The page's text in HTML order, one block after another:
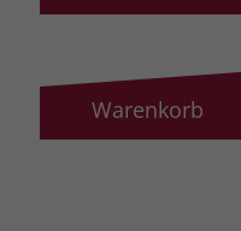
Warenkorb